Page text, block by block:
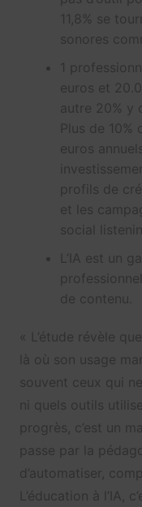
11,8% se
sonores
1
euros et
autre 20% y
Plus de 10%
euros
profils de
et les
social
L’IA est un
de contenu.
« L’étude révèle
là où son usage
souvent ceux qui
ni quels outils
progrès, c’est un
passe par la
d’automatiser,
L’éducation à l’IA,